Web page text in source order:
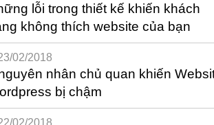
lỗi trong thiết kế khiến khách
không thích website của bạn
02/2018
nhân chủ quan khiến
bị chậm
02/2018